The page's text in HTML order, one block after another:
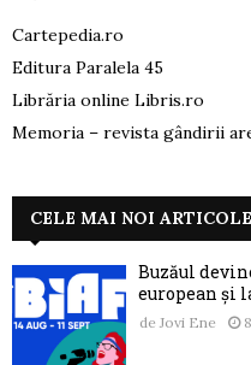
Cartepedia.ro
Editura Paralela 45
Librăria online Libris.ro
Memoria – revista gândirii
CELE MAI NOI ARTICOLE
Buzăul
european și
de Jovi Ene